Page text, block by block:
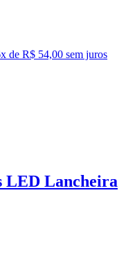
x de R$ 54,00 sem juros
LED Lancheira